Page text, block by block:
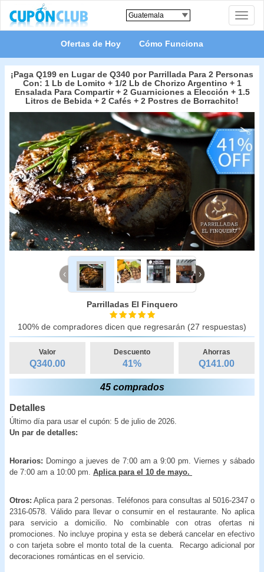
Toggle
Ofertas de Hoy Cómo Funciona
¡Paga Q199 en Lugar de Q340 por Parrillada Para 2 Personas
Con: 1 Lb de Lomito + 1/2 Lb de Chorizo Argentino + 1
Ensalada Para Compartir + 2 Guarniciones a Elección + 1.5
Litros de Bebida + 2 Cafés + 2 Postres de Borrachito!
‹ ›
Parrilladas El Finquero
100% de compradores dicen que regresarán (27 respuestas)
Valor
Q340.00
Descuento
41%
Ahorras
Q141.00
45 comprados
Detalles
Último día para usar el cupón: 5 de julio de 2026.
Un par de detalles:
Horarios: Domingo a jueves de 7:00 am a 9:00 pm. Viernes y sábado
de 7:00 am a 10:00 pm. Aplica para el 10 de mayo.
Otros: Aplica para 2 personas. Teléfonos para consultas al 5016-2347 o
2316-0578. Válido para llevar o consumir en el restaurante. No aplica
para servicio a domicilio. No combinable con otras ofertas ni
promociones. No incluye propina y esta se deberá cancelar en efectivo
o con tarjeta sobre el monto total de la cuenta. Recargo adicional por
decoraciones románticas en el servicio.